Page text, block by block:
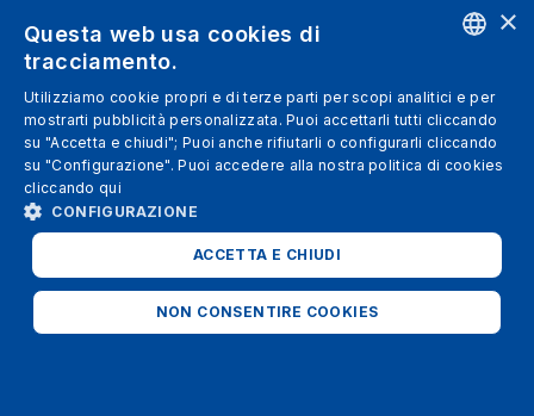
SPANISH
ITALIAN
FRENCH
×
Questa web usa cookies di
tracciamento.
Utilizziamo cookie propri e di terze parti per scopi analitici e per
mostrarti pubblicità personalizzata. Puoi accettarli tutti cliccando
su "Accetta e chiudi"; Puoi anche rifiutarli o configurarli cliccando
su "Configurazione". Puoi accedere alla nostra politica di cookies
cliccando qui
CONFIGURAZIONE
ACCETTA E CHIUDI
NON CONSENTIRE COOKIES